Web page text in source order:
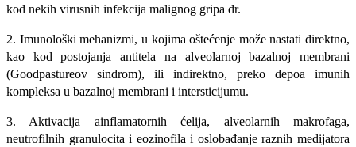
kod nekih virusnih infekcija malignog gripa dr.
2. Imunološki mehanizmi, u kojima oštećenje može nastati direktno,
kao kod postojanja antitela na alveolarnoj bazalnoj membrani
(Goodpastureov sindrom), ili indirektno, preko depoa imunih
kompleksa u bazalnoj membrani i intersticijumu.
3. Aktivacija ainflamatornih ćelija, alveolarnih makrofaga,
neutrofilnih granulocita i eozinofila i oslobađanje raznih medijatora